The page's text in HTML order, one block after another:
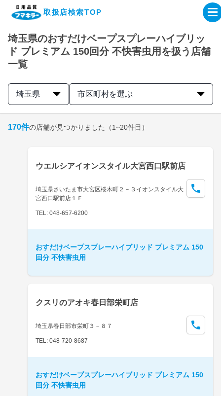
取扱店検索TOP
企業・IR情報サイト
オンラインショップ
製品検索はこちら
埼玉県のおすだけベープスプレーハイブリッ
ド プレミアム 150回分 不快害虫用を扱う店舗
一覧
埼玉県 市区町村を選ぶ
170件の店舗が見つかりました （1~20件目）
ウエルシアイオンスタイル大宮西口駅前店
埼玉県さいたま市大宮区桜木町２－３イオンスタイル大
宮西口駅前店１Ｆ
TEL: 048-657-6200
おすだけベープスプレーハイブリッド プレミアム 150
回分 不快害虫用
クスリのアオキ春日部栄町店
埼玉県春日部市栄町３－８７
TEL: 048-720-8687
おすだけベープスプレーハイブリッド プレミアム 150
回分 不快害虫用